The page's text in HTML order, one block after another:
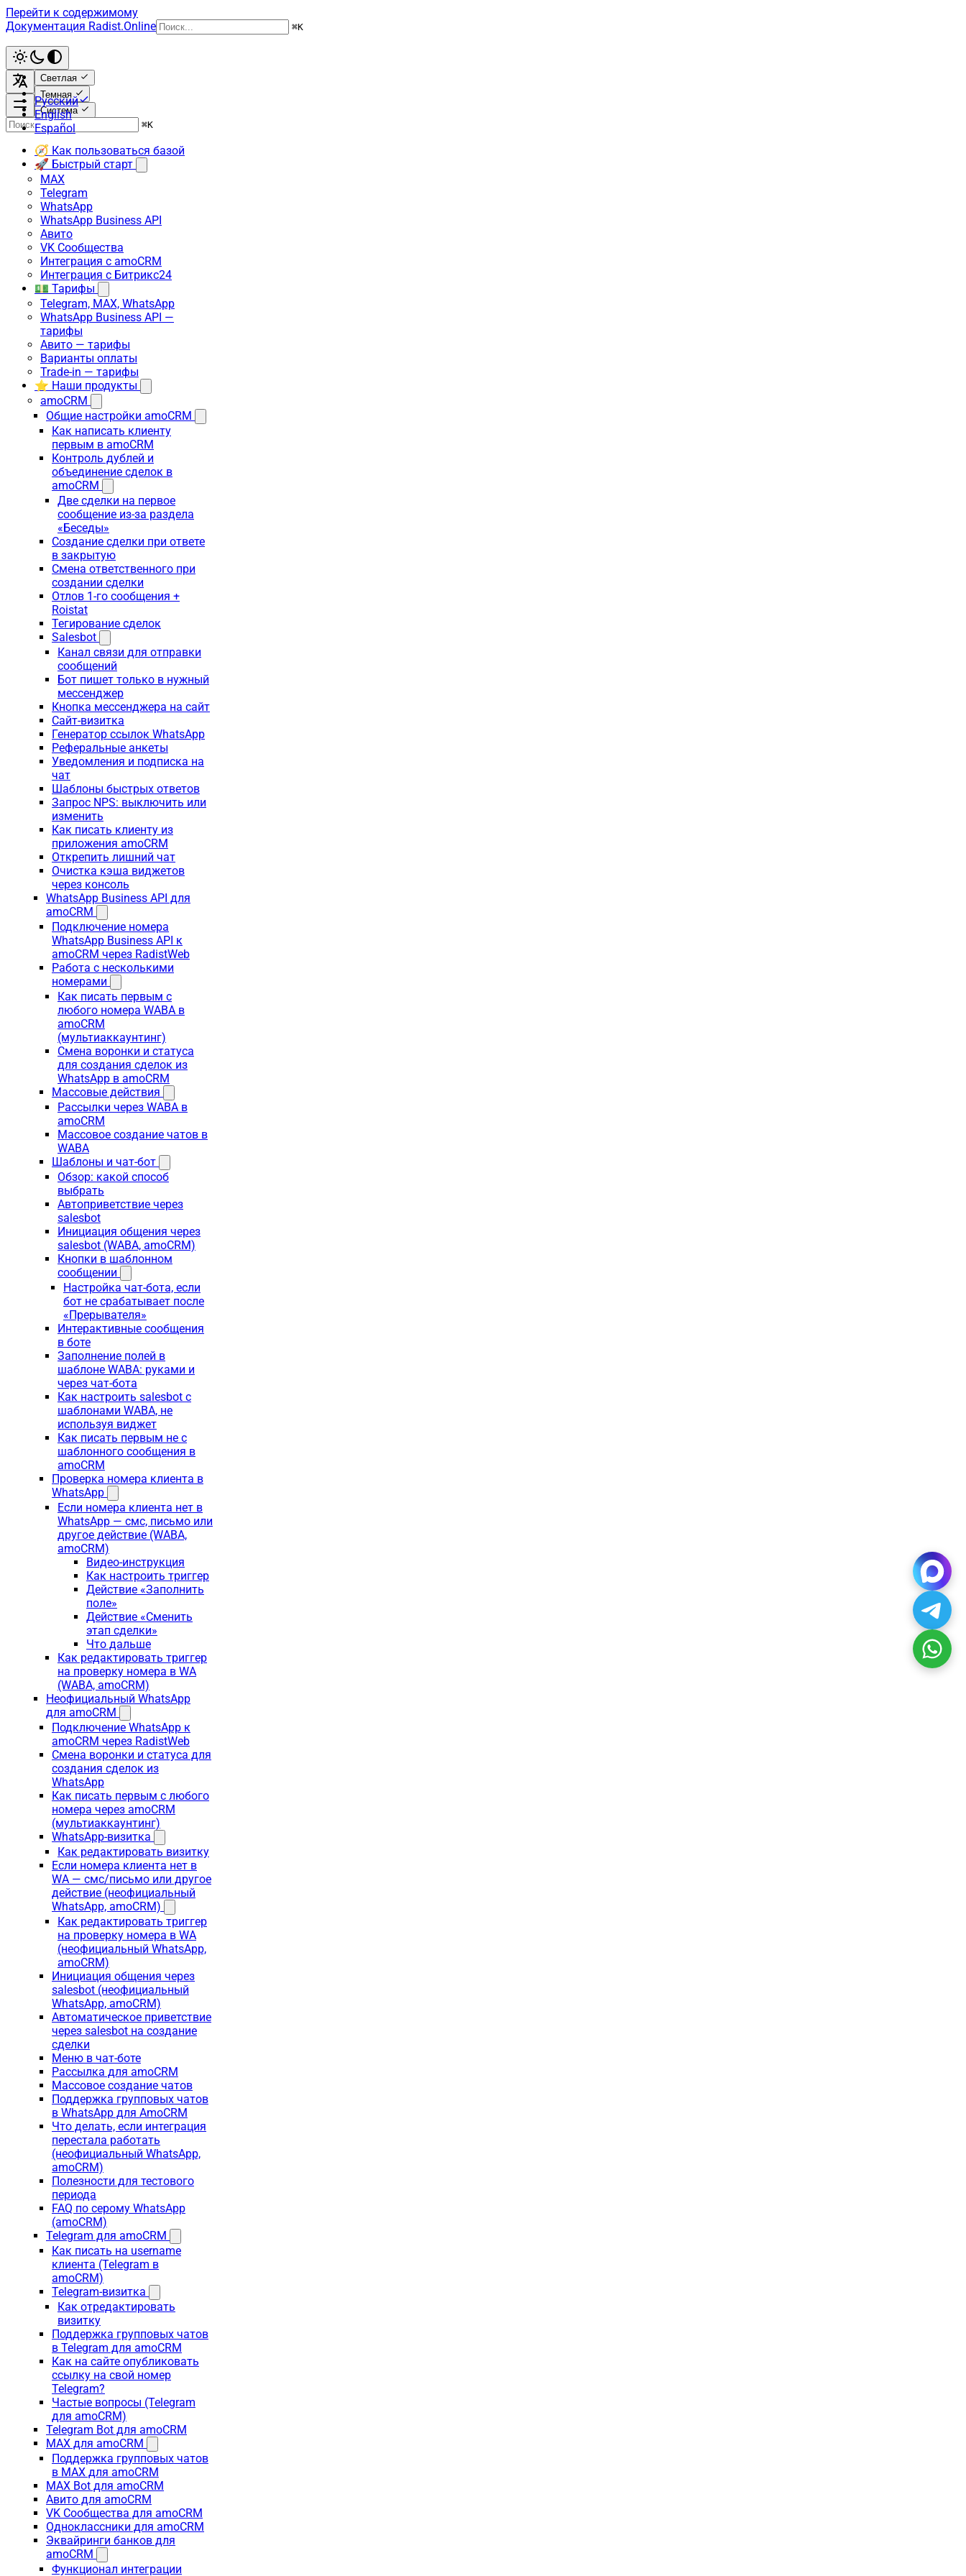
Перейти к содержимому
Документация Radist.Online
⌘K
Светлая
Темная
Система
Русский
English
Español
⌘K
🧭 Как пользоваться базой
🚀 Быстрый старт
MAX
Telegram
WhatsApp
WhatsApp Business API
Авито
VK Сообщества
Интеграция с amoCRM
Интеграция с Битрикс24
💵 Тарифы
Telegram, MAX, WhatsApp
WhatsApp Business API —
тарифы
Авито — тарифы
Варианты оплаты
Trade-in — тарифы
⭐ Наши продукты
amoCRM
Общие настройки amoCRM
Как написать клиенту
первым в amoCRM
Контроль дублей и
объединение сделок в
amoCRM
Две сделки на первое
сообщение из-за раздела
«Беседы»
Создание сделки при ответе
в закрытую
Смена ответственного при
создании сделки
Отлов 1-го сообщения +
Roistat
Тегирование сделок
Salesbot
Канал связи для отправки
сообщений
Бот пишет только в нужный
мессенджер
Кнопка мессенджера на сайт
Сайт-визитка
Генератор ссылок WhatsApp
Реферальные анкеты
Уведомления и подписка на
чат
Шаблоны быстрых ответов
Запрос NPS: выключить или
изменить
Как писать клиенту из
приложения amoCRM
Открепить лишний чат
Очистка кэша виджетов
через консоль
WhatsApp Business API для
amoCRM
Подключение номера
WhatsApp Business API к
amoCRM через RadistWeb
Работа с несколькими
номерами
Как писать первым с
любого номера WABA в
amoCRM
(мультиаккаунтинг)
Смена воронки и статуса
для создания сделок из
WhatsApp в amoCRM
Массовые действия
Рассылки через WABA в
amoCRM
Массовое создание чатов в
WABA
Шаблоны и чат-бот
Обзор: какой способ
выбрать
Автоприветствие через
salesbot
Инициация общения через
salesbot (WABA, amoCRM)
Кнопки в шаблонном
сообщении
Настройка чат-бота, если
бот не срабатывает после
«Прерывателя»
Интерактивные сообщения
в боте
Заполнение полей в
шаблоне WABA: руками и
через чат-бота
Как настроить salesbot с
шаблонами WABA, не
используя виджет
Как писать первым не с
шаблонного сообщения в
amoCRM
Проверка номера клиента в
WhatsApp
Если номера клиента нет в
WhatsApp — смс, письмо или
другое действие (WABA,
amoCRM)
Видео-инструкция
Как настроить триггер
Действие «Заполнить
поле»
Действие «Сменить
этап сделки»
Что дальше
Как редактировать триггер
на проверку номера в WA
(WABA, amoCRM)
Неофициальный WhatsApp
для amoCRM
Подключение WhatsApp к
amoCRM через RadistWeb
Смена воронки и статуса для
создания сделок из
WhatsApp
Как писать первым с любого
номера через amoCRM
(мультиаккаунтинг)
WhatsApp-визитка
Как редактировать визитку
Если номера клиента нет в
WA — смс/письмо или другое
действие (неофициальный
WhatsApp, amoCRM)
Как редактировать триггер
на проверку номера в WA
(неофициальный WhatsApp,
amoCRM)
Инициация общения через
salesbot (неофициальный
WhatsApp, amoCRM)
Автоматическое приветствие
через salesbot на создание
сделки
Меню в чат-боте
Рассылка для amoCRM
Массовое создание чатов
Поддержка групповых чатов
в WhatsApp для AmoCRM
Что делать, если интеграция
перестала работать
(неофициальный WhatsApp,
amoCRM)
Полезности для тестового
периода
FAQ по серому WhatsApp
(amoCRM)
Telegram для amoCRM
Как писать на username
клиента (Telegram в
amoCRM)
Telegram-визитка
Как отредактировать
визитку
Поддержка групповых чатов
в Telegram для amoCRM
Как на сайте опубликовать
ссылку на свой номер
Telegram?
Частые вопросы (Telegram
для amoCRM)
Telegram Bot для amoCRM
MAX для amoCRM
Поддержка групповых чатов
в MAX для amoCRM
MAX Bot для amoCRM
Авито для amoCRM
VK Сообщества для amoCRM
Одноклассники для amoCRM
Эквайринги банков для
amoCRM
Функционал интеграции